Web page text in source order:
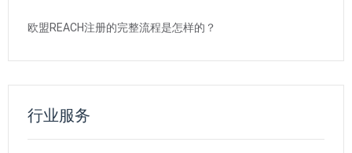
欧盟REACH注册的完整流程是怎样的？
行业服务